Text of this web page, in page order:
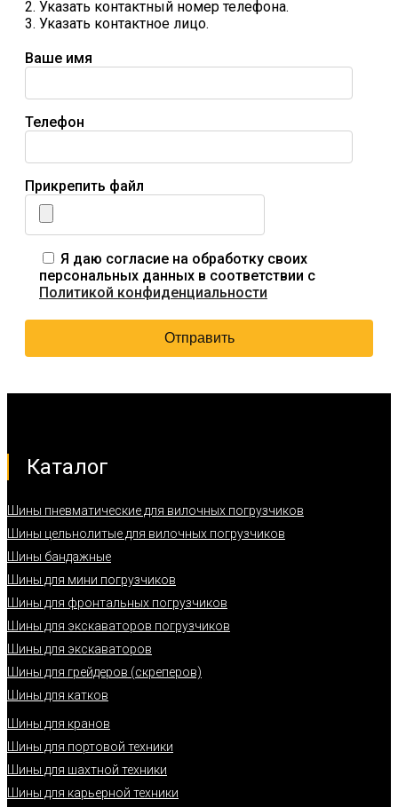
2. Указать контактный номер телефона.
3. Указать контактное лицо.
Ваше имя
Телефон
Прикрепить файл
Я даю согласие на обработку своих
персональных данных в соответствии с
Политикой конфиденциальности
Каталог
Шины пневматические для вилочных погрузчиков
Шины цельнолитые для вилочных погрузчиков
Шины бандажные
Шины для мини погрузчиков
Шины для фронтальных погрузчиков
Шины для экскаваторов погрузчиков
Шины для экскаваторов
Шины для грейдеров (скреперов)
Шины для катков
Шины для кранов
Шины для портовой техники
Шины для шахтной техники
Шины для карьерной техники